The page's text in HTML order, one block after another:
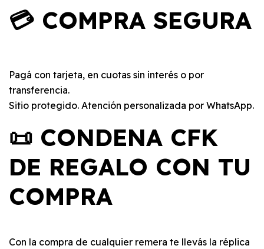
💳 COMPRA SEGURA
Pagá con tarjeta, en cuotas sin interés o por
transferencia.
Sitio protegido. Atención personalizada por WhatsApp.
📜 CONDENA CFK
DE REGALO CON TU
COMPRA
Con la compra de cualquier remera te llevás la réplica